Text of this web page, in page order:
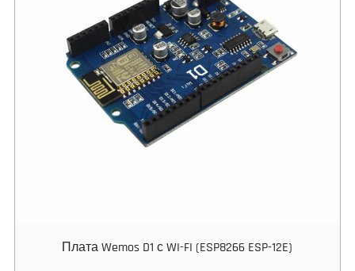
Плата Wemos D1 с WI-FI (ESP8266 ESP-12E)